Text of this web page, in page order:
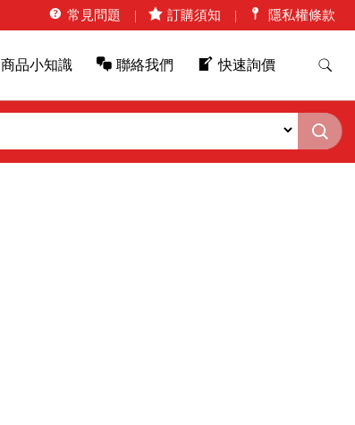
常見問題 訂購須知 隱私權條款
商品小知識 聯絡我們 快速詢價